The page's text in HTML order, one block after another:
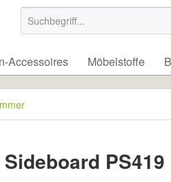
Accessoires Möbelstoffe